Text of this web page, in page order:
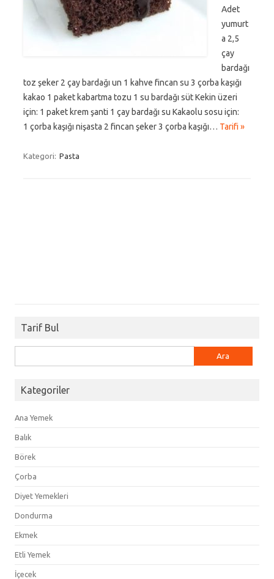
Adet
yumurt
a 2,5
çay
bardağı
toz şeker 2 çay bardağı un 1 kahve fincan su 3 çorba kaşığı
kakao 1 paket kabartma tozu 1 su bardağı süt Kekin üzeri
için: 1 paket krem şanti 1 çay bardağı su Kakaolu sosu için:
1 çorba kaşığı nişasta 2 fincan şeker 3 çorba kaşığı… Tarifi »
Kategori: Pasta
Tarif Bul
Kategoriler
Ana Yemek
Balık
Börek
Çorba
Diyet Yemekleri
Dondurma
Ekmek
Etli Yemek
İçecek